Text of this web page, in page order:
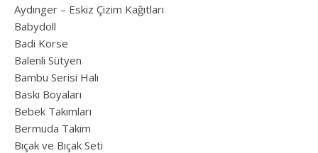
Aydınger – Eskiz Çizim Kağıtları
Babydoll
Badi Korse
Balenli Sütyen
Bambu Serisi Halı
Baskı Boyaları
Bebek Takımları
Bermuda Takım
Bıçak ve Bıçak Seti